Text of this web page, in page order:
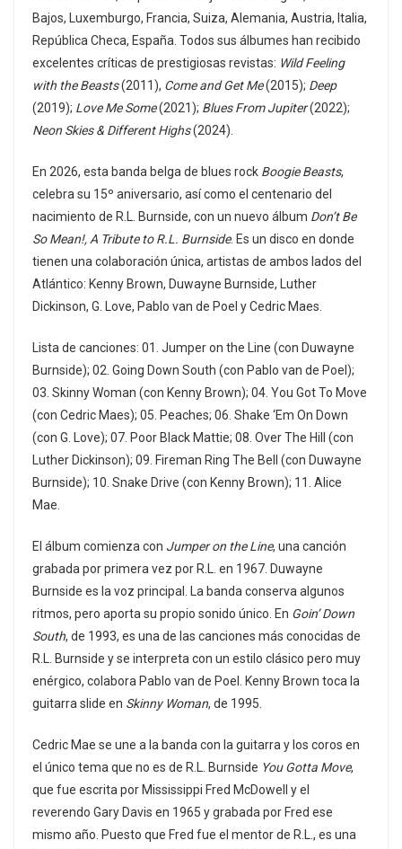
Bajos, Luxemburgo, Francia, Suiza, Alemania, Austria, Italia,
República Checa, España. Todos sus álbumes han recibido
excelentes críticas de prestigiosas revistas: Wild Feeling
with the Beasts(2011), Come and Get Me(2015); Deep
(2019); Love Me Some(2021); Blues From Jupiter(2022);
Neon Skies & Different Highs(2024).
En 2026, esta banda belga de blues rock Boogie Beasts,
celebra su 15º aniversario, así como el centenario del
nacimiento de R.L. Burnside, con un nuevo álbum Don’t Be
So Mean!, A Tribute to R.L. Burnside. Es un disco en donde
tienen una colaboración única, artistas de ambos lados del
Atlántico: Kenny Brown, Duwayne Burnside, Luther
Dickinson, G. Love, Pablo van de Poel y Cedric Maes.
Lista de canciones: 01. Jumper on the Line (con Duwayne
Burnside); 02. Going Down South (con Pablo van de Poel);
03. Skinny Woman (con Kenny Brown); 04. You Got To Move
(con Cedric Maes); 05. Peaches; 06. Shake ‘Em On Down
(con G. Love); 07. Poor Black Mattie; 08. Over The Hill (con
Luther Dickinson); 09. Fireman Ring The Bell (con Duwayne
Burnside); 10. Snake Drive (con Kenny Brown); 11. Alice
Mae.
El álbum comienza con Jumper on the Line, una canción
grabada por primera vez por R.L. en 1967. Duwayne
Burnside es la voz principal. La banda conserva algunos
ritmos, pero aporta su propio sonido único. En Goin’ Down
South, de 1993, es una de las canciones más conocidas de
R.L. Burnside y se interpreta con un estilo clásico pero muy
enérgico, colabora Pablo van de Poel. Kenny Brown toca la
guitarra slide en Skinny Woman, de 1995.
Cedric Mae se une a la banda con la guitarra y los coros en
el único tema que no es de R.L. Burnside You Gotta Move,
que fue escrita por Mississippi Fred McDowell y el
reverendo Gary Davis en 1965 y grabada por Fred ese
mismo año. Puesto que Fred fue el mentor de R.L., es una